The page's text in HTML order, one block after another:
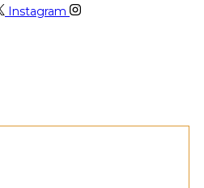
Instagram